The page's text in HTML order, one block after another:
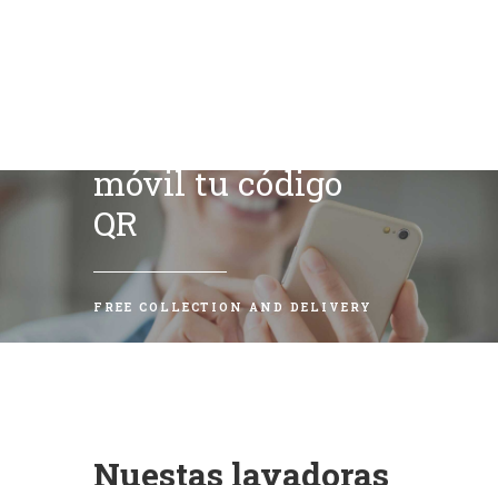
móvil tu código
QR
FREE COLLECTION AND DELIVERY
Nuestas lavadoras